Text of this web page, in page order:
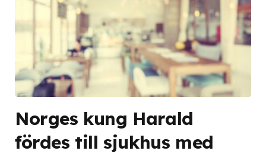
Norges kung Harald
fördes till sjukhus med